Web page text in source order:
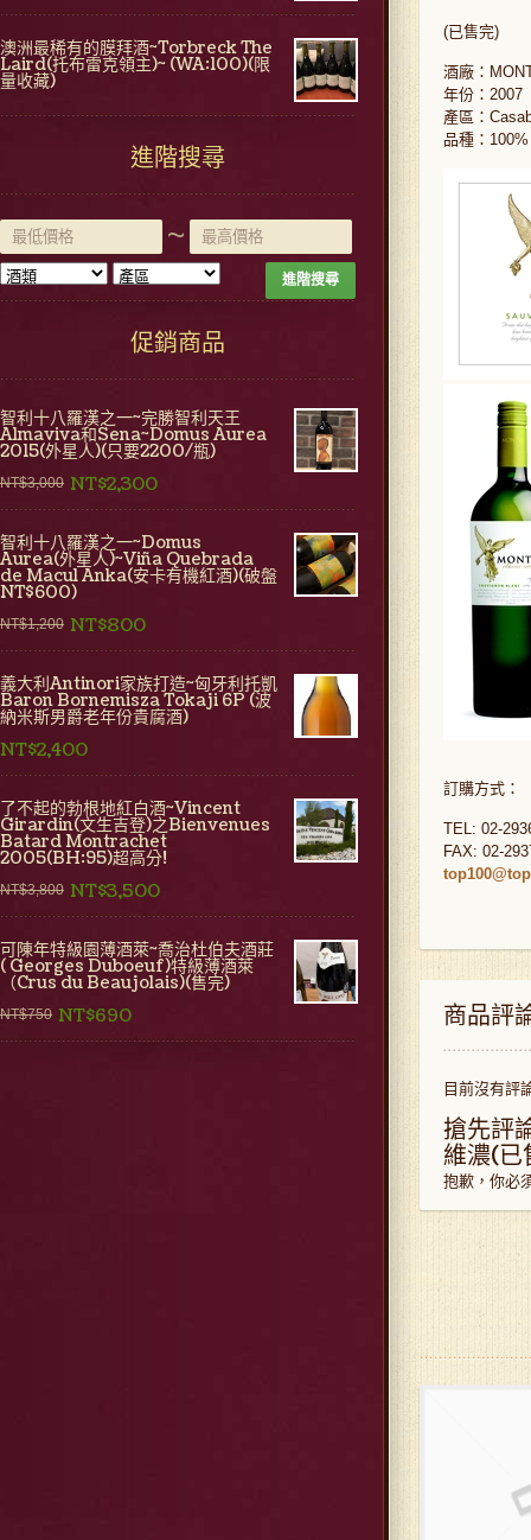
澳洲最稀有的膜拜酒~Torbreck The
Laird(托布雷克領主)~ (WA:100)(限
量收藏)
進階搜尋
~
進階搜尋
促銷商品
智利十八羅漢之一~完勝智利天王
Almaviva和Sena~Domus Aurea
2015(外星人)(只要2200/瓶)
NT$3,000 NT$2,300
智利十八羅漢之一~Domus
Aurea(外星人)~Viña Quebrada
de Macul Anka(安卡有機紅酒)(破盤
NT$600)
NT$1,200 NT$800
義大利Antinori家族打造~匈牙利托凱
Baron Bornemisza Tokaji 6P (波
納米斯男爵老年份貴腐酒)
NT$2,400
了不起的勃根地紅白酒~Vincent
Girardin(文生吉登)之Bienvenues
Batard Montrachet
2005(BH:95)超高分!
NT$3,800 NT$3,500
可陳年特級園薄酒萊~喬治杜伯夫酒莊
( Georges Duboeuf)特級薄酒萊
（Crus du Beaujolais)(售完)
NT$750 NT$690
(已售完)
酒廠：
年份：2007
產區：
品種：
訂購方式：
TEL: 02-
FAX: 02-
商品評
目前沒有評
搶先評
維濃(已
抱歉，你必